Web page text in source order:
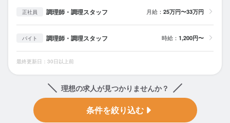
正社員 調理師・調理スタッフ 月給： 25万円〜33万円
バイト 調理師・調理スタッフ 時給： 1,200円〜
最終更新日：30日以上前
理想の求人が見つかりませんか？
条件を絞り込む